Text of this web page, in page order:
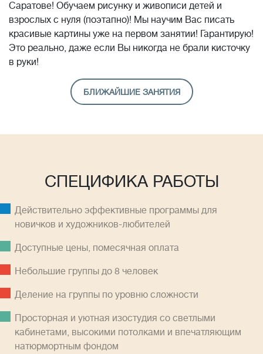
Саратове! Обучаем рисунку и живописи детей и
взрослых с нуля (поэтапно)! Мы научим Вас писать
красивые картины уже на первом занятии! Гарантирую!
Это реально, даже если Вы никогда не брали кисточку
в руки!
БЛИЖАЙШИЕ ЗАНЯТИЯ
СПЕЦИФИКА РАБОТЫ
Действительно эффективные программы для
новичков и художников-любителей
Доступные цены, помесячная оплатa
Небольшие группы до 8 человек
Деление на группы по уровню сложности
Просторная и уютная изостудия со светлыми
кабинетами, высокими потолками и впечатляющим
натюрмортным фондом